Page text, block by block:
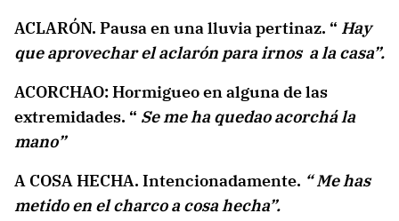
ACLARÓN. Pausa en una lluvia pertinaz. “ Hay
que aprovechar el aclarón para irnos a la casa”.
ACORCHAO: Hormigueo en alguna de las
extremidades. “ Se me ha quedao acorchá la
mano”
A COSA HECHA. Intencionadamente. “ Me has
metido en el charco a cosa hecha”.